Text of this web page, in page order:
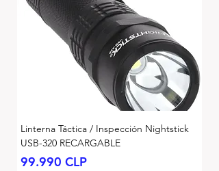
Linterna Táctica / Inspección Nightstick
USB-320 RECARGABLE
Precio
99.990 CLP